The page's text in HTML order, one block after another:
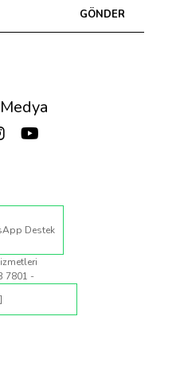
GÖNDER
Destek
7801 -